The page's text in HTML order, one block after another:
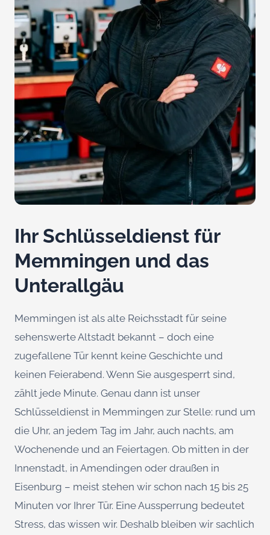
Ihr Schlüsseldienst für
Memmingen und das
Unterallgäu
Memmingen ist als alte Reichsstadt für seine
sehenswerte Altstadt bekannt – doch eine
zugefallene Tür kennt keine Geschichte und
keinen Feierabend. Wenn Sie ausgesperrt sind,
zählt jede Minute. Genau dann ist unser
Schlüsseldienst in Memmingen zur Stelle: rund um
die Uhr, an jedem Tag im Jahr, auch nachts, am
Wochenende und an Feiertagen. Ob mitten in der
Innenstadt, in Amendingen oder draußen in
Eisenburg – meist stehen wir schon nach 15 bis 25
Minuten vor Ihrer Tür. Eine Aussperrung bedeutet
Stress, das wissen wir. Deshalb bleiben wir sachlich